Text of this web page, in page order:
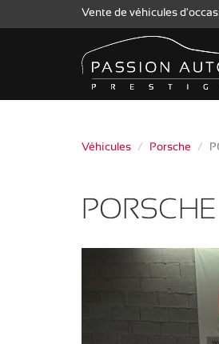
Vente de véhicules
Véhicules Porsche